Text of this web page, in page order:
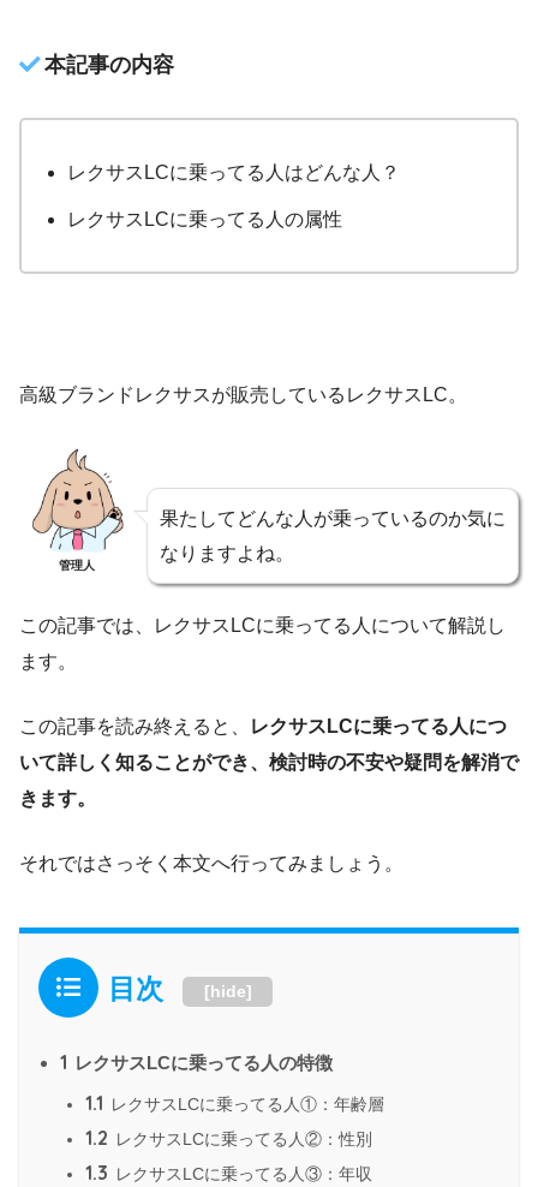
本記事の内容
レクサスLCに乗ってる人はどんな人？
レクサスLCに乗ってる人の属性
高級ブランドレクサスが販売しているレクサスLC。
管理人
果たしてどんな人が乗っているのか気に
なりますよね。
この記事では、レクサスLCに乗ってる人について解説し
ます。
この記事を読み終えると、
レクサスLCに乗ってる人につ
いて詳しく知ることができ、検討時の不安や疑問を解消で
きます。
それではさっそく本文へ行ってみましょう。
目次 [hide]
1 レクサスLCに乗ってる人の特徴
1.1 レクサスLCに乗ってる人①：年齢層
1.2 レクサスLCに乗ってる人②：性別
1.3 レクサスLCに乗ってる人③：年収